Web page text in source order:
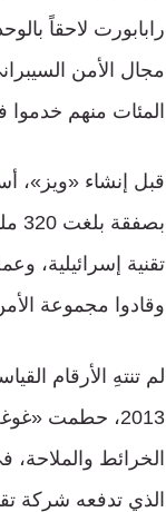
المئات منهم خدموا في
تقنية إسرائيلية،
وقادوا مجموعة
لم تنتهِ الأرقام
الذي تدفعه شركة